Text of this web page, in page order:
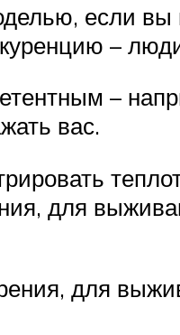
если вы
–
–
вас.
для
для